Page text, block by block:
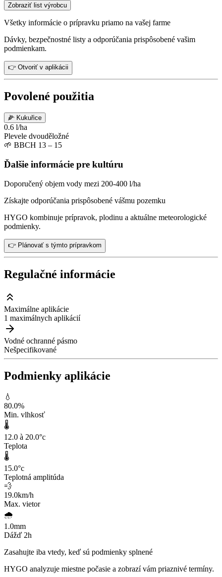
Zobraziť list výrobcu
Všetky informácie o prípravku priamo na vašej farme
Dávky, bezpečnostné listy a odporúčania prispôsobené vašim
podmienkam.
👉 Otvoriť v aplikácii
Povolené použitia
🌽 Kukuřice
0.6 l/ha
Plevele dvouděložné
🌱 BBCH 13 – 15
Ďalšie informácie pre kultúru
Doporučený objem vody mezi 200-400 l/ha
Získajte odporúčania prispôsobené vášmu pozemku
HYGO kombinuje prípravok, plodinu a aktuálne meteorologické
podmienky.
👉 Plánovať s týmto prípravkom
Regulačné informácie
Maximálne aplikácie
1 maximálnych aplikácií
Vodné ochranné pásmo
Nešpecifikované
Podmienky aplikácie
💧
80.0%
Min. vlhkosť
🌡️
12.0 à 20.0°c
Teplota
🌡️
15.0°c
Teplotná amplitúda
💨
19.0km/h
Max. vietor
🌧️
1.0mm
Dážď 2h
Zasahujte iba vtedy, keď sú podmienky splnené
HYGO analyzuje miestne počasie a zobrazí vám priaznivé termíny.